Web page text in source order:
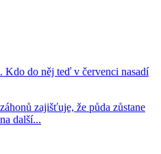
Kdo do něj teď v červenci nasadí
zajišťuje, že půda zůstane
další...